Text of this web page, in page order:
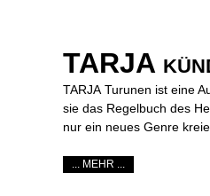
TARJA
TARJA Turunen ist eine
sie das Regelbuch des
nur ein neues Genre
... MEHR ...